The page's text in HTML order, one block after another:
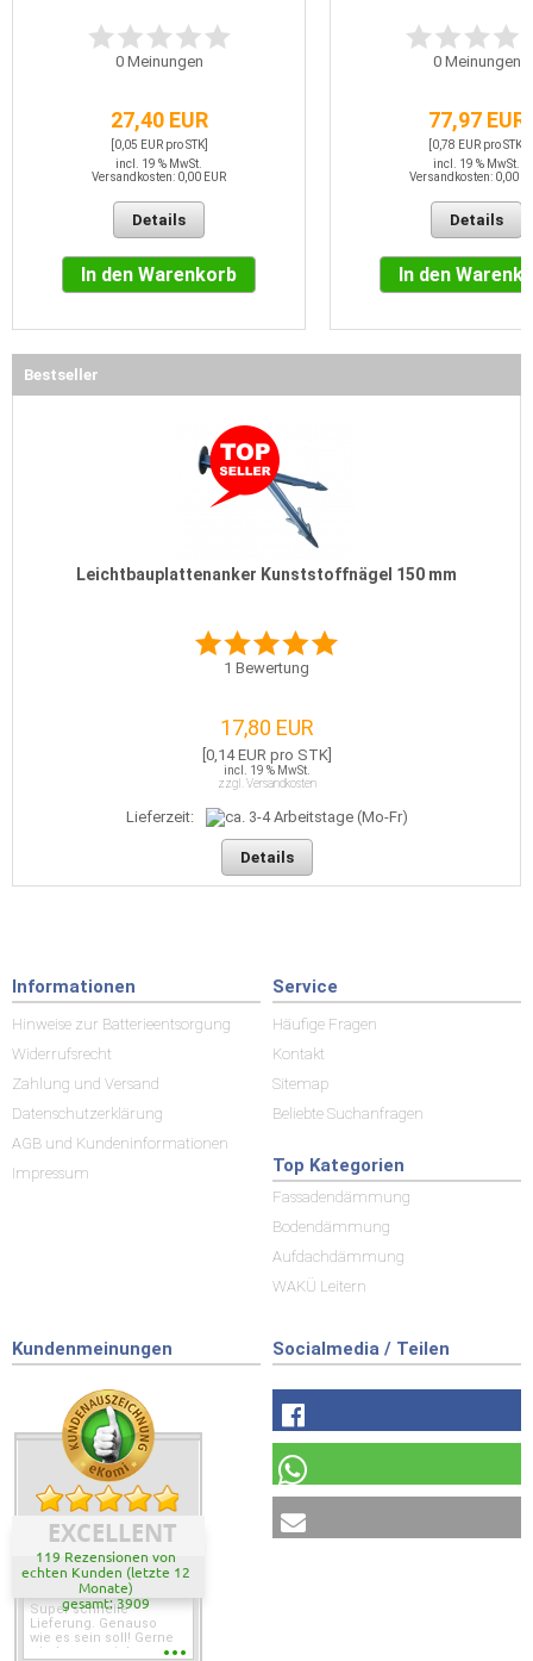
0Meinungen
27,40 EUR
[0,05 EUR pro STK]
incl. 19 % MwSt.
Versandkosten: 0,00 EUR
Details
In den Warenkorb
0Meinungen
77,97 EUR
[0,78 EUR pro STK]
incl. 19 % MwSt.
Versandkosten: 0,00
Details
In den
Bestseller
Leichtbauplattenanker Kunststoffnägel 150 mm
1 Bewertung
17,80 EUR
[0,14 EUR pro STK]
incl. 19 % MwSt.
zzgl. Versandkosten
Lieferzeit:
Details
Informationen
Hinweise zur Batterieentsorgung
Widerrufsrecht
Zahlung und Versand
Datenschutzerklärung
AGB und Kundeninformationen
Impressum
Service
Häufige Fragen
Kontakt
Sitemap
Beliebte Suchanfragen
Top Kategorien
Fassadendämmung
Bodendämmung
Aufdachdämmung
WAKÜ Leitern
Kundenmeinungen
EXCELLENT
119 Rezensionen von
echten Kunden (letzte 12
Monate)
gesamt: 3909
Super schnelle
Lieferung. Genauso
wie es sein soll! Gerne
wieder wenn ich was
Socialmedia / Teilen